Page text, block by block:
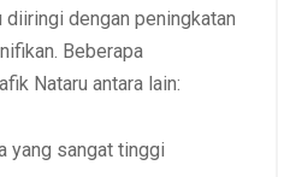
diiringi dengan peningkatan
Beberapa
Nataru antara lain:
yang sangat tinggi